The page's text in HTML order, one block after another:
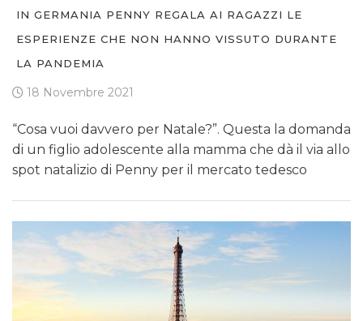
IN GERMANIA PENNY REGALA AI RAGAZZI LE
ESPERIENZE CHE NON HANNO VISSUTO DURANTE
LA PANDEMIA
18 Novembre 2021
“Cosa vuoi davvero per Natale?”. Questa la domanda
di un figlio adolescente alla mamma che dà il via allo
spot natalizio di Penny per il mercato tedesco